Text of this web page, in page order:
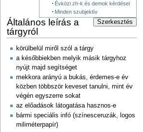
Évközi zh-k és demok kérdései
Minden szubjektív
Szerkesztés
Általános leírás a
tárgyról
körülbelül miről szól a tárgy
a későbbiekben melyik másik tárgyhoz
nyújt majd segítséget
mekkora arányú a bukás, érdemes-e év
közben többször keveset tanulni, mint év
végén egyszerre sokat
az előadások látogatása hasznos-e
bármi speciális infó (színesceruzák, logos
miliméterpapír)